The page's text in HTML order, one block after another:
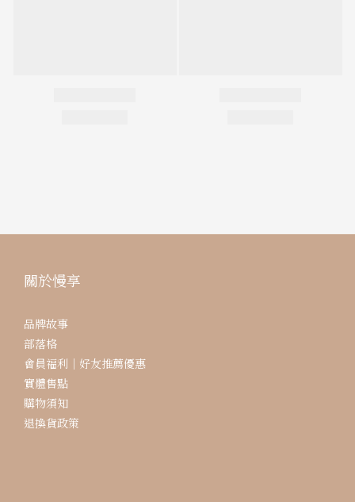
關於慢享
品牌故事
部落格
會員福利｜好友推薦優惠
實體售點
購物須知
退換貨政策